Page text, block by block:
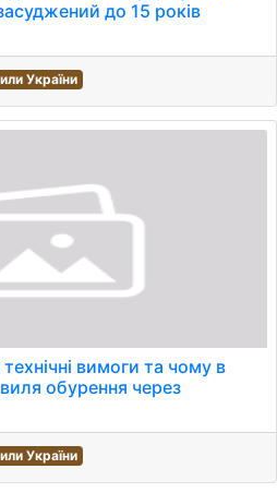
до 15 років
України
технічні вимоги та чому в
обурення через
України